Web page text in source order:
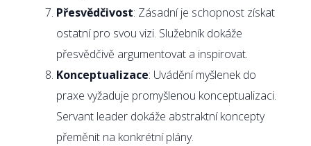
Přesvědčivost: Zásadní je schopnost získat
ostatní pro svou vizi. Služebník dokáže
přesvědčivě argumentovat a inspirovat.
Konceptualizace: Uvádění myšlenek do
praxe vyžaduje promyšlenou konceptualizaci.
Servant leader dokáže abstraktní koncepty
přeměnit na konkrétní plány.